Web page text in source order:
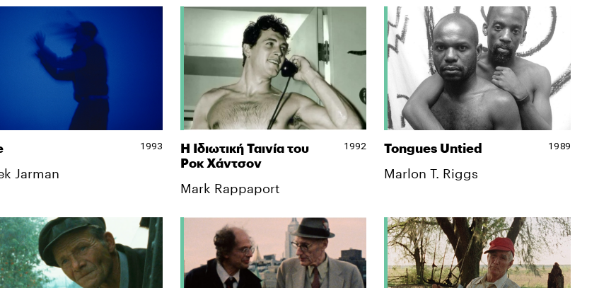
1993
Jarman
Η Ιδιωτική Ταινία του
Ροκ Χάντσον
1992
Mark Rappaport
Tongues Untied 1989
Marlon T. Riggs